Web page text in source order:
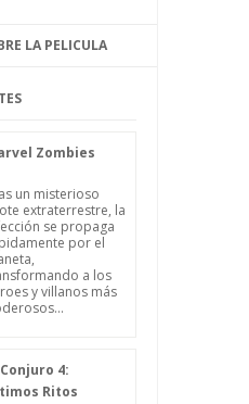
LA PELICULA
Zombies
un misterioso
extraterrestre, la
se propaga
por el
a los
y villanos más
4:
Ritos